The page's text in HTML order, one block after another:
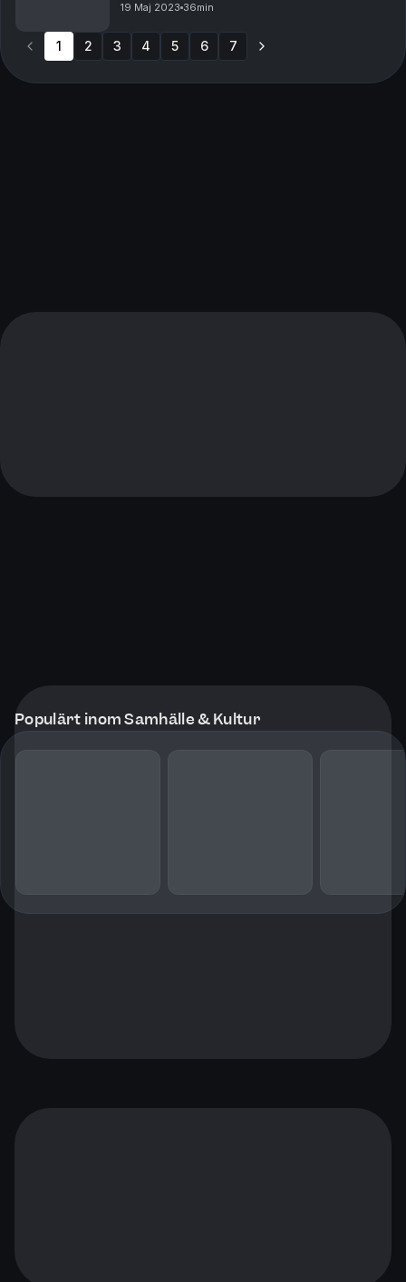
Adrenokrom har trollbundit en hel generation av
19 Maj 2023 36min
1 2 3 4 5 6 7
Populärt inom Samhälle & Kultur